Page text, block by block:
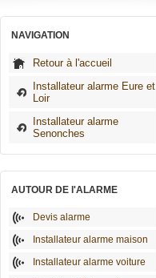
NAVIGATION
Retour à l'accueil
Installateur alarme Eure et
Loir
Installateur alarme
Senonches
AUTOUR DE l'ALARME
Devis alarme
Installateur alarme maison
Installateur alarme voiture